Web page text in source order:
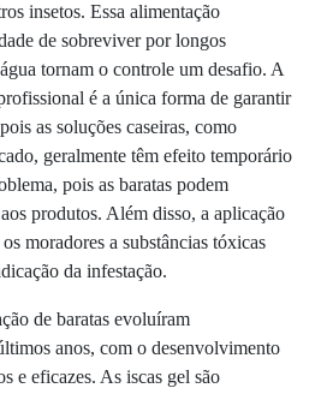
insetos. Essa alimentação
de sobreviver por longos
tornam o controle um desafio. A
é a única forma de garantir
as soluções caseiras, como
geralmente têm efeito temporário
pois as baratas podem
produtos. Além disso, a aplicação
moradores a substâncias tóxicas
da infestação.
de baratas evoluíram
anos, com o desenvolvimento
e eficazes. As iscas gel são